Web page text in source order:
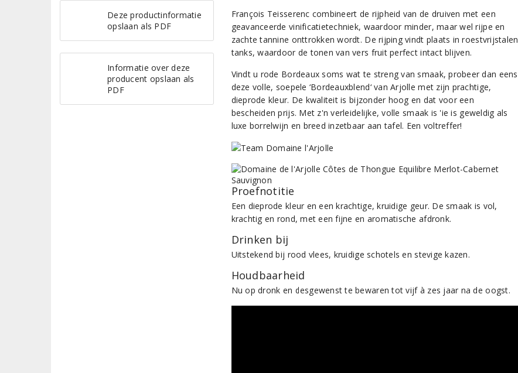
Deze productinformatie
opslaan als PDF
Informatie over deze
producent opslaan als
PDF
François Teisserenc combineert de rijpheid van de druiven met een
geavanceerde vinificatietechniek, waardoor minder, maar wel rijpe en
zachte tannine onttrokken wordt. De rijping vindt plaats in roestvrijstalen
tanks, waardoor de tonen van vers fruit perfect intact blijven.
Vindt u rode Bordeaux soms wat te streng van smaak, probeer dan eens
deze volle, soepele ‘Bordeauxblend‘ van Arjolle met zijn prachtige,
dieprode kleur. De kwaliteit is bijzonder hoog en dat voor een
bescheiden prijs. Met z'n verleidelijke, volle smaak is 'ie is geweldig als
luxe borrelwijn en breed inzetbaar aan tafel. Een voltreffer!
Proefnotitie
Een dieprode kleur en een krachtige, kruidige geur. De smaak is vol,
krachtig en rond, met een fijne en aromatische afdronk.
Drinken bij
Uitstekend bij rood vlees, kruidige schotels en stevige kazen.
Houdbaarheid
Nu op dronk en desgewenst te bewaren tot vijf à zes jaar na de oogst.